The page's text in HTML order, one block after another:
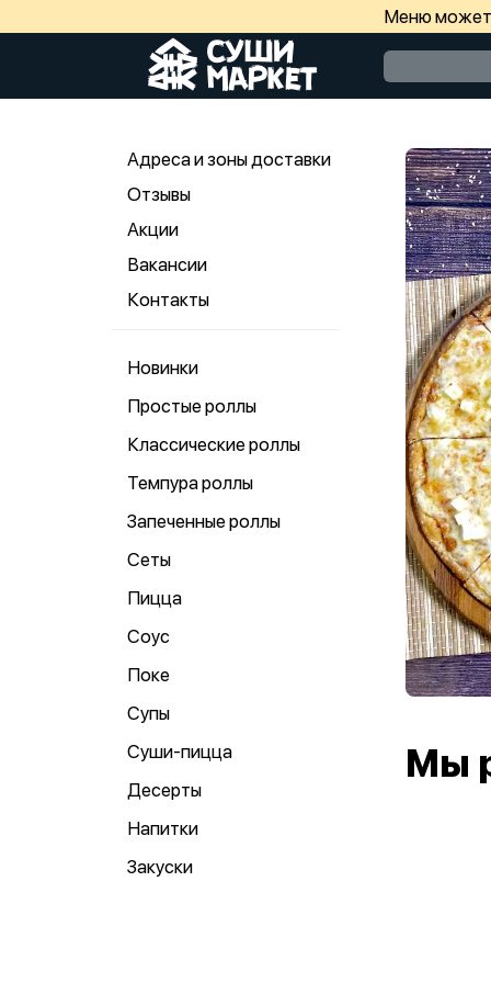
Меню может
Адреса и зоны доставки
Отзывы
Акции
Вакансии
Контакты
Новинки
Простые роллы
Классические роллы
Темпура роллы
Запеченные роллы
Сеты
Пицца
Соус
Поке
Супы
Суши-пицца
Десерты
Напитки
Закуски
Мы